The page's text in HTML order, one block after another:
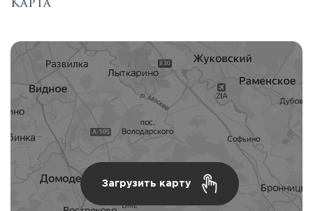
Загрузить карту